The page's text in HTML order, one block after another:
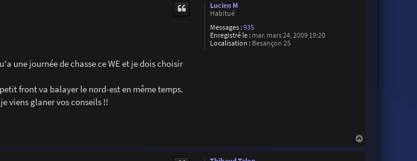
Lucien M
Habitué
Messages : 935
Enregistré le : mar. mars 24, 2009 19:20
Localisation : Besançon 25
une journée de chasse ce WE et je dois choisir
front va balayer le nord-est en même temps.
viens glaner vos conseils !!